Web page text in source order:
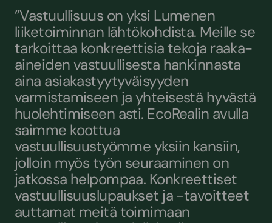
”Vastuullisuus on yksi Lumenen
liiketoiminnan lähtökohdista. Meille se
tarkoittaa konkreettisia tekoja raaka-
aineiden vastuullisesta hankinnasta
aina asiakastyytyväisyyden
varmistamiseen ja yhteisestä hyvästä
huolehtimiseen asti. EcoRealin avulla
saimme koottua
vastuullisuustyömme yksiin kansiin,
jolloin myös työn seuraaminen on
jatkossa helpompaa. Konkreettiset
vastuullisuuslupaukset ja -tavoitteet
auttamat meitä toimimaan